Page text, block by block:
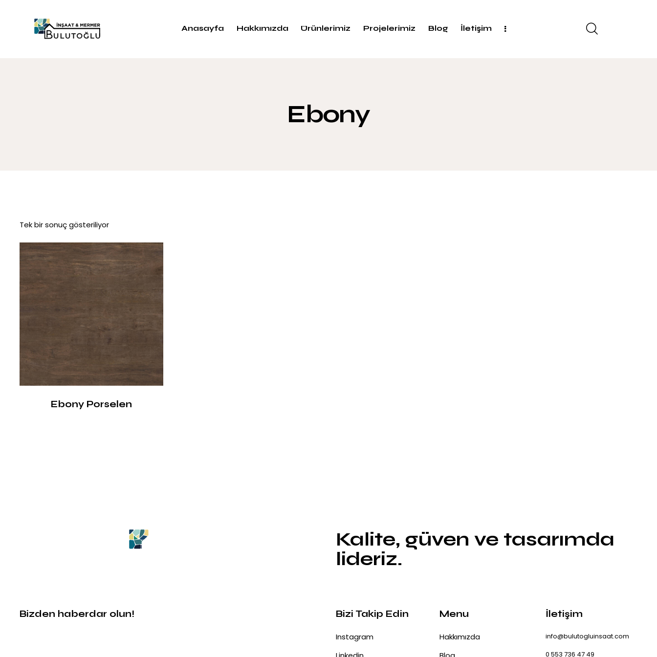
Anasayfa Hakkımızda Ürünlerimiz Projelerimiz Blog İletişim
Ebony
Tek bir sonuç gösteriliyor
Ebony Porselen
Kalite, güven ve tasarımda
lideriz.
Bizden haberdar olun! Bizi Takip Edin
Instagram
Menu
Hakkımızda
İletişim
info@bulutogluinsaat.com
0 553 736 47 49